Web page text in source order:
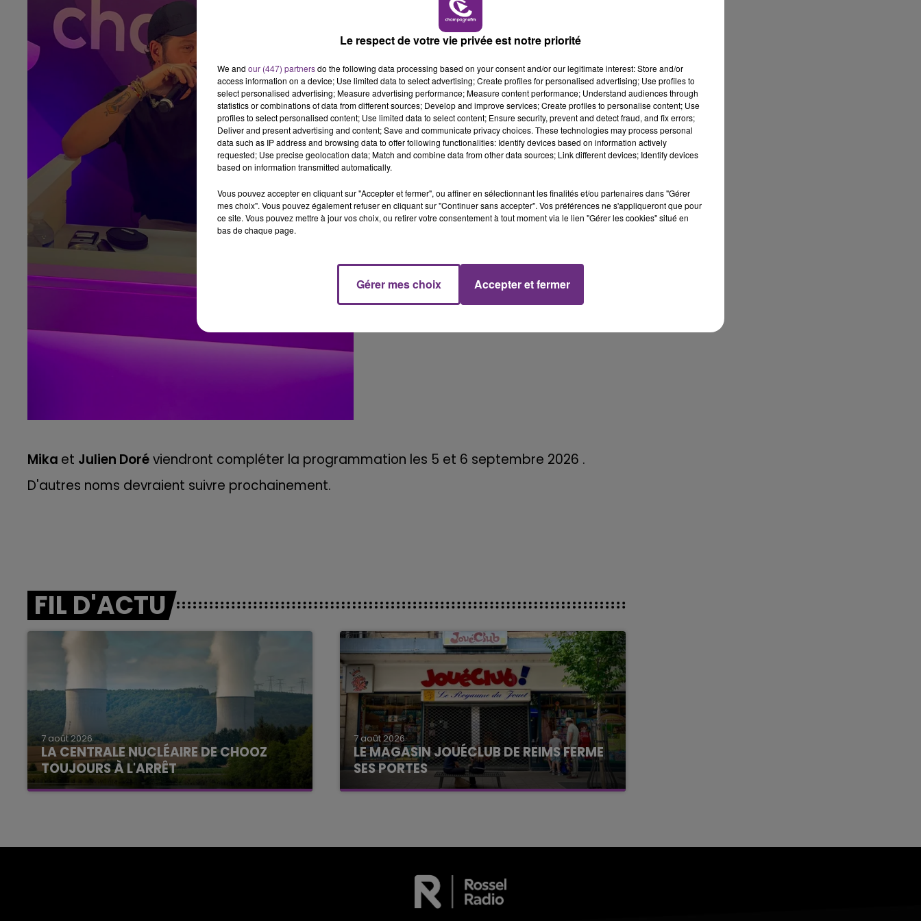
Mika et Julien Doréviendront compléter la programmation les 5 et 6 septembre 2026 .
D'autres noms devraient suivre prochainement.
FIL D'ACTU
7 août 2026
LA CENTRALE NUCLÉAIRE DE CHOOZ
TOUJOURS À L'ARRÊT
Cela fait déjà une semaine que la centrale
7 août 2026
LE MAGASIN JOUÉCLUB DE REIMS FERME
SES PORTES
C'était l'une des institutions du centre-ville
Le respect de votre vie privée est notre priorité
We and our (447) partnersdo the following data processing based on your consent and/or our legitimate interest: Store and/or
access information on a device; Use limited data to select advertising; Create profiles for personalised advertising; Use profiles to
select personalised advertising; Measure advertising performance; Measure content performance; Understand audiences through
statistics or combinations of data from different sources; Develop and improve services; Create profiles to personalise content; Use
profiles to select personalised content; Use limited data to select content; Ensure security, prevent and detect fraud, and fix errors;
Deliver and present advertising and content; Save and communicate privacy choices. These technologies may process personal
data such as IP address and browsing data to offer following functionalities: Identify devices based on information actively
requested; Use precise geolocation data; Match and combine data from other data sources; Link different devices; Identify devices
based on information transmitted automatically.
Vous pouvez accepter en cliquant sur "Accepter et fermer", ou affiner en sélectionnant les finalités et/ou partenaires dans "Gérer
mes choix". Vous pouvez également refuser en cliquant sur "Continuer sans accepter". Vos préférences ne s'appliqueront que pour
ce site. Vous pouvez mettre à jour vos choix, ou retirer votre consentement à tout moment via le lien "Gérer les cookies" situé en
bas de chaque page.
Gérer mes choix Accepter et fermer